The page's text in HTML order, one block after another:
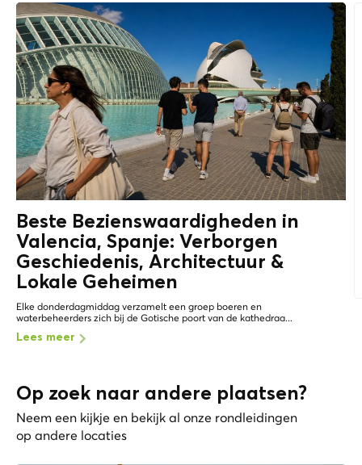
Beste Bezienswaardigheden in
Valencia, Spanje: Verborgen
Geschiedenis, Architectuur &
Lokale Geheimen
Elke donderdagmiddag verzamelt een groep boeren en
waterbeheerders zich bij de Gotische poort van de kathedraa...
Lees meer
Op zoek naar andere plaatsen?
Neem een kijkje en bekijk al onze rondleidingen
op andere locaties